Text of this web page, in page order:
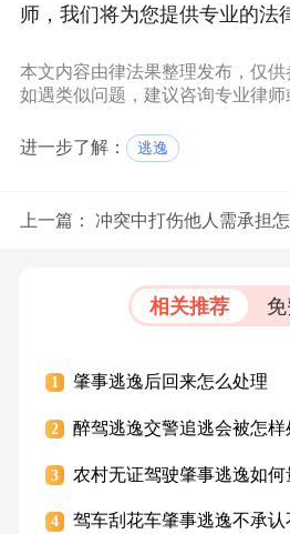
师，我们将为您提供专业的法
本文内容由律法果整理发布，仅供
如遇类似问题，建议咨询专业律师
进一步了解： 逃逸
上一篇： 冲突中打伤他人需承担
相关推荐
1 肇事逃逸后回来怎么处理
2 醉驾逃逸交警追逃会被怎样
3 农村无证驾驶肇事逃逸如何
4 驾车刮花车肇事逃逸不承